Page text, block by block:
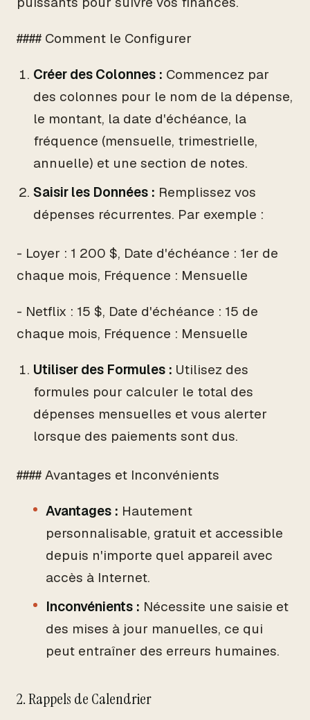
#### Comment le Configurer
Créer des Colonnes : Commencez par
des colonnes pour le nom de la dépense,
le montant, la date d'échéance, la
fréquence (mensuelle, trimestrielle,
annuelle) et une section de notes.
Saisir les Données : Remplissez vos
dépenses récurrentes. Par exemple :
- Loyer : 1 200 $, Date d'échéance : 1er de
chaque mois, Fréquence : Mensuelle
- Netflix : 15 $, Date d'échéance : 15 de
chaque mois, Fréquence : Mensuelle
Utiliser des Formules : Utilisez des
formules pour calculer le total des
dépenses mensuelles et vous alerter
lorsque des paiements sont dus.
#### Avantages et Inconvénients
Avantages : Hautement
personnalisable, gratuit et accessible
depuis n'importe quel appareil avec
accès à Internet.
Inconvénients : Nécessite une saisie et
des mises à jour manuelles, ce qui
peut entraîner des erreurs humaines.
2. Rappels de Calendrier